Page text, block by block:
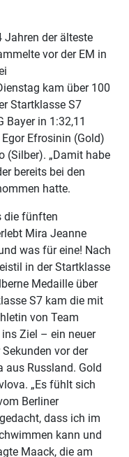
Jahren der älteste
vor der EM in
kam über 100
Startklasse S7
Bayer in 1:32,11
Efrosinin (Gold)
(Silber). „Damit habe
bereits bei den
hatte.
die fünften
Mira Jeanne
was für eine! Nach
in der Startklasse
Medaille über
S7 kam die mit
von Team
Ziel – ein neuer
vor der
aus Russland. Gold
„Es fühlt sich
Berliner
dass ich im
kann und
Maack, die am